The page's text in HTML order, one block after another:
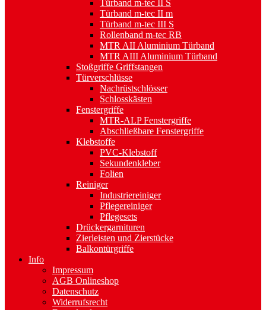
Türband m-tec II S
Türband m-tec II m
Türband m-tec III S
Rollenband m-tec RB
MTR AII Aluminium Türband
MTR AIII Aluminium Türband
Stoßgriffe Griffstangen
Türverschlüsse
Nachrüstschlösser
Schlosskästen
Fenstergriffe
MTR-ALP Fenstergriffe
Abschließbare Fenstergriffe
Klebstoffe
PVC-Klebstoff
Sekundenkleber
Folien
Reiniger
Industriereiniger
Pflegereiniger
Pflegesets
Drückergarnituren
Zierleisten und Zierstücke
Balkontürgriffe
Info
Impressum
AGB Onlineshop
Datenschutz
Widerrufsrecht